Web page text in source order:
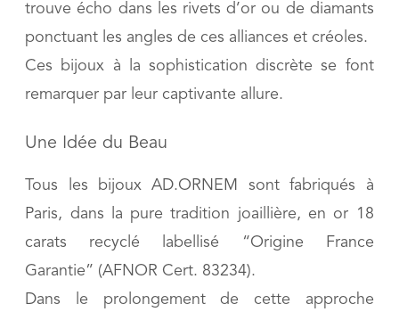
trouve écho dans les rivets d’or ou de diamants
ponctuant les angles de ces alliances et créoles.
Ces bijoux à la sophistication discrète se font
remarquer par leur captivante allure.
Une Idée du Beau
Tous les bijoux AD.ORNEM sont fabriqués à
Paris, dans la pure tradition joaillière, en or 18
carats recyclé labellisé “Origine France
Garantie” (AFNOR Cert. 83234).
Dans le prolongement de cette approche